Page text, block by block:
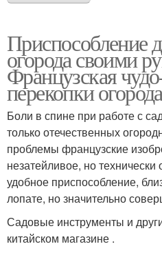
Приспособление
огорода своими
Французская
перекопки огорода
Боли в спине при работе с
только отечественных
проблемы французские
незатейливое, но
удобное приспособление,
лопате, но значительно
Садовые инструменты и
китайском магазине .